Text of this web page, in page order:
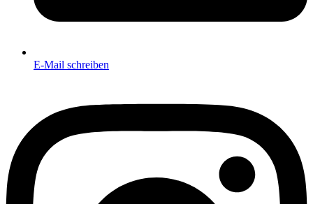
E-Mail schreiben